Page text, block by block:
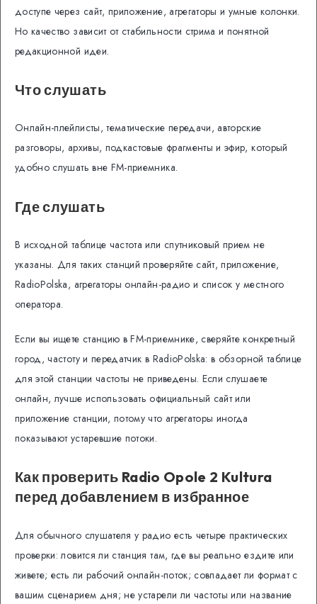
доступе через сайт, приложение, агрегаторы и умные колонки.
Но качество зависит от стабильности стрима и понятной
редакционной идеи.
Что слушать
Онлайн-плейлисты, тематические передачи, авторские
разговоры, архивы, подкастовые фрагменты и эфир, который
удобно слушать вне FM-приемника.
Где слушать
В исходной таблице частота или спутниковый прием не
указаны. Для таких станций проверяйте сайт, приложение,
RadioPolska, агрегаторы онлайн-радио и список у местного
оператора.
Если вы ищете станцию в FM-приемнике, сверяйте конкретный
город, частоту и передатчик в RadioPolska: в обзорной таблице
для этой станции частоты не приведены. Если слушаете
онлайн, лучше использовать официальный сайт или
приложение станции, потому что агрегаторы иногда
показывают устаревшие потоки.
Как проверить Radio Opole 2 Kultura
перед добавлением в избранное
Для обычного слушателя у радио есть четыре практических
проверки: ловится ли станция там, где вы реально ездите или
живете; есть ли рабочий онлайн-поток; совпадает ли формат с
вашим сценарием дня; не устарели ли частоты или название